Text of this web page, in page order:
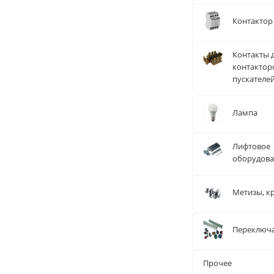
Контактор
Контакты
Лампа
Лифтовое
Метизы,
Прочее